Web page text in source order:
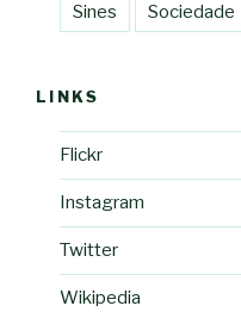
Sines Sociedade
LINKS
Flickr
Instagram
Twitter
Wikipedia